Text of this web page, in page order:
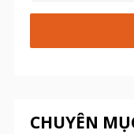
CHUYÊN